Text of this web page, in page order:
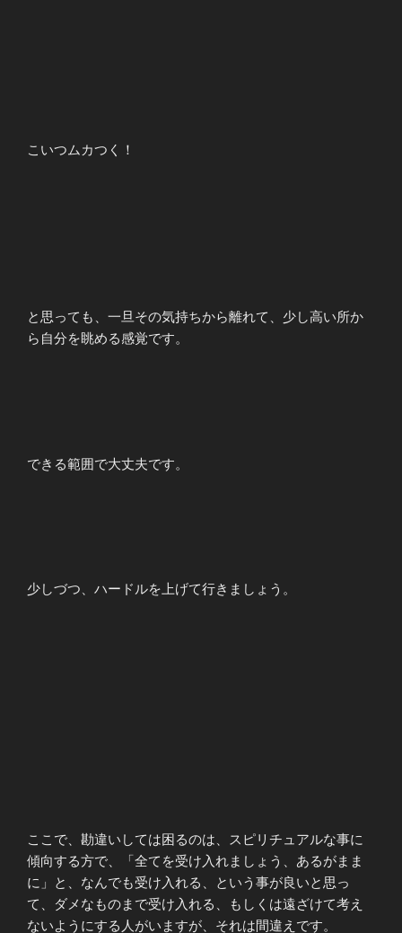
こいつムカつく！
と思っても、一旦その気持ちから離れて、少し高い所か
ら自分を眺める感覚です。
できる範囲で大丈夫です。
少しづつ、ハードルを上げて行きましょう。
ここで、勘違いしては困るのは、スピリチュアルな事に
傾向する方で、「全てを受け入れましょう、あるがまま
に」と、なんでも受け入れる、という事が良いと思っ
て、ダメなものまで受け入れる、もしくは遠ざけて考え
ないようにする人がいますが、それは間違えです。